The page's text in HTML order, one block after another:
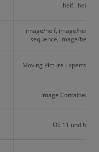
.heif, .heic
image/heif, image/heic,
sequence, image/heic-
Moving Picture Experts
Image Container
iOS 11 und höher